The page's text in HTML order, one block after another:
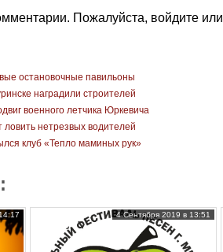
Пожалуйста, войдите или
остановочные павильоны
наградили строителей
военного летчика Юркевича
ловить нетрезвых водителей
клуб «Тепло маминых рук»
4 Сентября 2019 в 13:51